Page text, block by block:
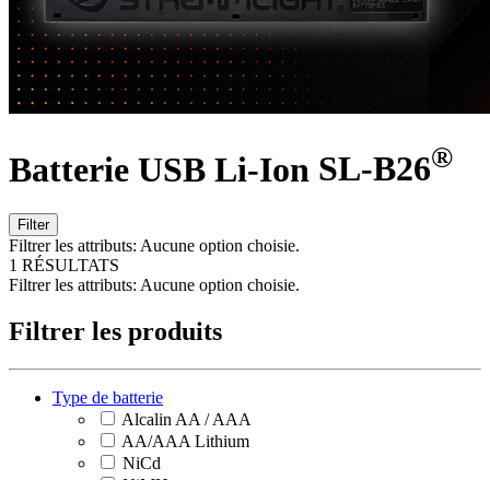
Batterie USB Li-Ion SL-B26®
Filter
Filtrer les attributs: Aucune option choisie.
1 RÉSULTATS
Filtrer les attributs: Aucune option choisie.
Filtrer les produits
Type de batterie
Alcalin AA / AAA
AA/AAA Lithium
NiCd